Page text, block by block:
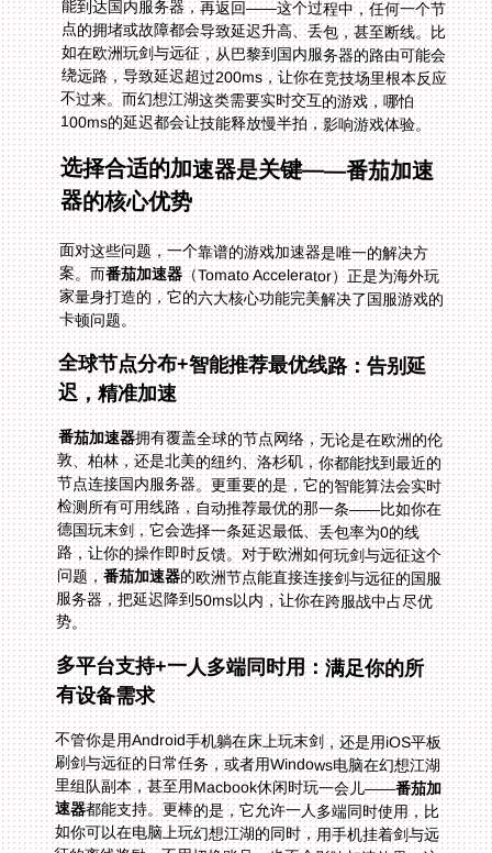
100ms的延迟都会让技能释放慢半拍，影响游戏体验。
选择合适的加速器是关键——番茄加速
器的核心优势
面对这些问题，一个靠谱的游戏加速器是唯一的解决方
案。而番茄加速器（Tomato Accelerator）正是为海外玩
家量身打造的，它的六大核心功能完美解决了国服游戏的
卡顿问题。
全球节点分布+智能推荐最优线路：告别延
迟，精准加速
番茄加速器拥有覆盖全球的节点网络，无论是在欧洲的伦
敦、柏林，还是北美的纽约、洛杉矶，你都能找到最近的
节点连接国内服务器。更重要的是，它的智能算法会实时
检测所有可用线路，自动推荐最优的那一条——比如你在
德国玩末剑，它会选择一条延迟最低、丢包率为0的线
路，让你的操作即时反馈。对于欧洲如何玩剑与远征这个
问题，番茄加速器的欧洲节点能直接连接剑与远征的国服
服务器，把延迟降到50ms以内，让你在跨服战中占尽优
势。
多平台支持+一人多端同时用：满足你的所
有设备需求
不管你是用Android手机躺在床上玩末剑，还是用iOS平板
刷剑与远征的日常任务，或者用Windows电脑在幻想江湖
里组队副本，甚至用Macbook休闲时玩一会儿——番茄加
速器都能支持。更棒的是，它允许一人多端同时使用，比
如你可以在电脑上玩幻想江湖的同时，用手机挂着剑与远
征的离线奖励，不用切换账号，也不会影响加速效果。这
对于海外玩家来说，简直是福音，毕竟我们常常需要在不